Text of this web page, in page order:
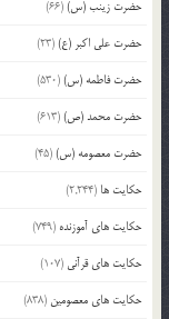
حضرت زینب (س)(66)
حضرت علی اکبر (ع)(23)
حضرت فاطمه (س)(530)
حضرت محمد (ص)(613)
حضرت معصومه (س)(45)
حکایت ها (2,244)
حکایت های آموزنده (749)
حکایت های قرآنی (107)
حکایت های معصومین (838)